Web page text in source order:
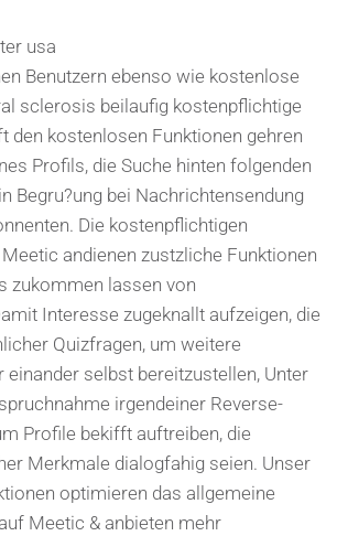
Benutzern ebenso wie kostenlose
sclerosis beilaufig kostenpflichtige
den kostenlosen Funktionen gehren
Profils, die Suche hinten folgenden
Begru?ung bei Nachrichtensendung
Die kostenpflichtigen
andienen zustzliche Funktionen
zukommen lassen von
Interesse zugeknallt aufzeigen, die
Quizfragen, um weitere
selbst bereitzustellen, Unter
irgendeiner Reverse-
Profile bekifft auftreiben, die
Merkmale dialogfahig seien. Unser
optimieren das allgemeine
Meetic & anbieten mehr